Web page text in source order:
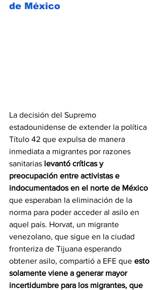
de México
La decisión del Supremo
estadounidense de extender la política
Título 42 que expulsa de manera
inmediata a migrantes por razones
sanitarias levantó críticas y
preocupación entre activistas e
indocumentados en el norte de México
que esperaban la eliminación de la
norma para poder acceder al asilo en
aquel país. Horvat, un migrante
venezolano, que sigue en la ciudad
fronteriza de Tijuana esperando
obtener asilo, compartió a EFE que esto
solamente viene a generar mayor
incertidumbre para los migrantes, que